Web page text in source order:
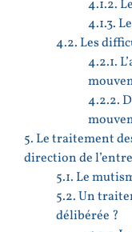
4.1.2.
4.1.3.
4.2. Les
4.2.1.
4.2.2.
5. Le traitement
direction de
5.1. Le
5.2. Un
délibérée ?